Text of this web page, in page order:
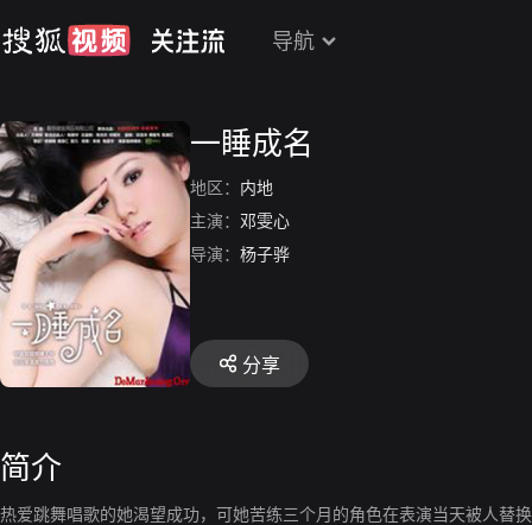
导航
一睡成名
地区： 内地
主演： 邓雯心
导演： 杨子骅
分享
简介
热爱跳舞唱歌的她渴望成功，可她苦练三个月的角色在表演当天被人替